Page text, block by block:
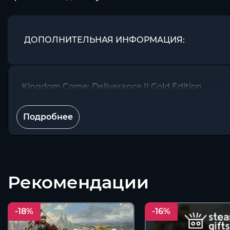
ДОПОЛНИТЕЛЬНАЯ ИНФОРМАЦИЯ:
Kingdom Come: Deliverance II Gold Edition
Подробнее
Рекомендации
-18% -16%